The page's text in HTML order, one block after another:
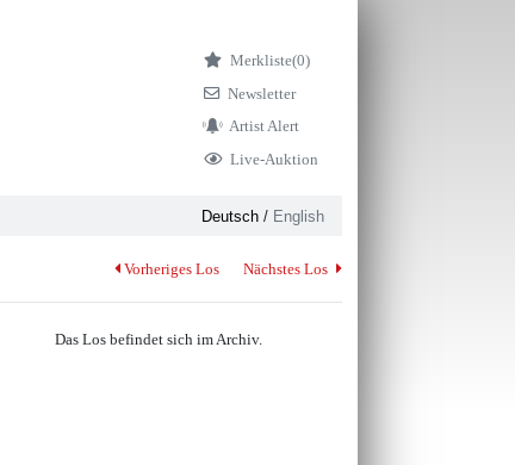
Merkliste(0)
Newsletter
Artist Alert
Live-Auktion
Deutsch/ English
Vorheriges Los Nächstes Los
Das Los befindet sich im Archiv.